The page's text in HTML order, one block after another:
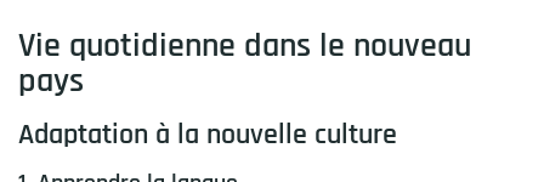
Vie quotidienne dans le nouveau
pays
Adaptation à la nouvelle culture